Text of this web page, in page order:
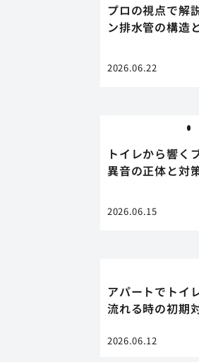
プロの視点で解
ン排水管の構造
2026.06.22
トイレから響く
異音の正体と対
2026.06.15
アパートでトイ
流れる時の初期
2026.06.12